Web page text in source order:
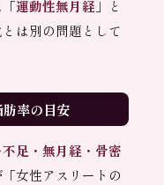
運動性無月経 」と
は別の問題として
率の目安
足・無月経・骨密
女性アスリートの